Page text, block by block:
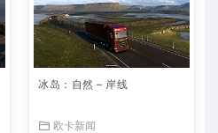
冰岛：自然 – 岸线
欧卡新闻